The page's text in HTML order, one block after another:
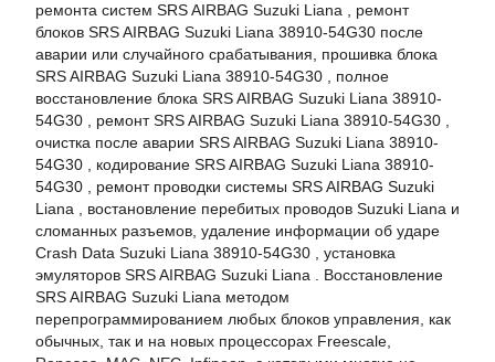
ремонта систем SRS AIRBAG Suzuki Liana , ремонт
блоков SRS AIRBAG Suzuki Liana 38910-54G30 после
аварии или случайного срабатывания, прошивка блока
SRS AIRBAG Suzuki Liana 38910-54G30 , полное
восстановление блока SRS AIRBAG Suzuki Liana 38910-
54G30 , ремонт SRS AIRBAG Suzuki Liana 38910-54G30 ,
очистка после аварии SRS AIRBAG Suzuki Liana 38910-
54G30 , кодирование SRS AIRBAG Suzuki Liana 38910-
54G30 , ремонт проводки системы SRS AIRBAG Suzuki
Liana , востановление перебитых проводов Suzuki Liana и
сломанных разъемов, удаление информации об ударе
Crash Data Suzuki Liana 38910-54G30 , установка
эмуляторов SRS AIRBAG Suzuki Liana . Восстановление
SRS AIRBAG Suzuki Liana методом
перепрограммированием любых блоков управления, как
обычных, так и на новых процессорах Freescale,